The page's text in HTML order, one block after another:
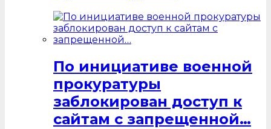
По инициативе военной
прокуратуры
заблокирован доступ к
сайтам с запрещенной…